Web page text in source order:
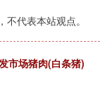
代表本站观点。
市场猪肉(白条猪)